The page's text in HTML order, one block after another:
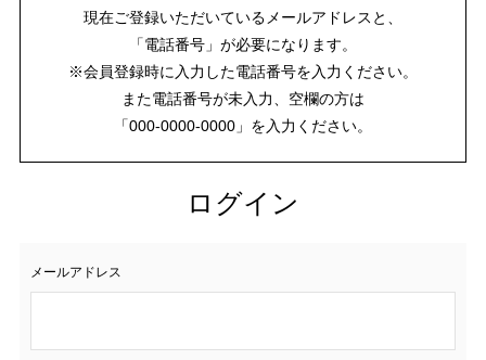
現在ご登録いただいているメールアドレスと、
「電話番号」が必要になります。
※会員登録時に入力した電話番号を入力ください。
また電話番号が未入力、空欄の方は
「000-0000-0000」を入力ください。
ログイン
メールアドレス